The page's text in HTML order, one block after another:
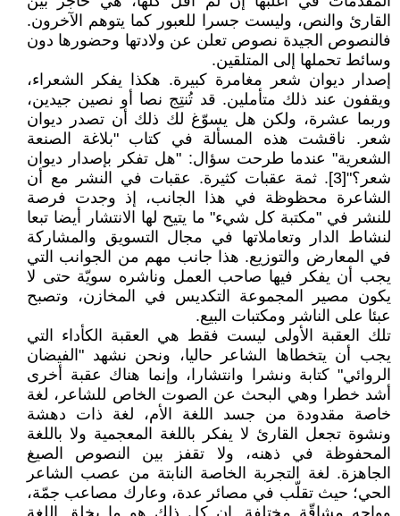
القارئ والنص، وليست جسرا للعبور كما يتوهم الآخرون.
فالنصوص الجيدة نصوص تعلن عن ولادتها وحضورها دون
وسائط تحملها إلى المتلقين.
إصدار ديوان شعر مغامرة كبيرة. هكذا يفكر الشعراء،
ويقفون عند ذلك متأملين. قد تُنتِج نصا أو نصين جيدين،
وربما عشرة، ولكن هل يسوّغ لك ذلك أن تصدر ديوان
شعر. ناقشت هذه المسألة في كتاب "بلاغة الصنعة
الشعرية" عندما طرحت سؤال: "هل تفكر بإصدار ديوان
شعر؟"[3]. ثمة عقبات كثيرة. عقبات في النشر مع أن
الشاعرة محظوظة في هذا الجانب، إذ وجدت فرصة
للنشر في "مكتبة كل شيء" ما يتيح لها الانتشار أيضا تبعا
لنشاط الدار وتعاملاتها في مجال التسويق والمشاركة
في المعارض والتوزيع. هذا جانب مهم من الجوانب التي
يجب أن يفكر فيها صاحب العمل وناشره سويّة حتى لا
يكون مصير المجموعة التكديس في المخازن، وتصبح
عبئا على الناشر ومكتبات البيع.
تلك العقبة الأولى ليست فقط هي العقبة الكأداء التي
يجب أن يتخطاها الشاعر حاليا، ونحن نشهد "الفيضان
الروائي" كتابة ونشرا وانتشارا، وإنما هناك عقبة أخرى
أشد خطرا وهي البحث عن الصوت الخاص للشاعر، لغة
خاصة مقدودة من جسد اللغة الأم، لغة ذات دهشة
ونشوة تجعل القارئ لا يفكر باللغة المعجمية ولا باللغة
المحفوظة في ذهنه، ولا تقفز بين النصوص الصيغ
الجاهزة. لغة التجربة الخاصة النابتة من عصب الشاعر
الحي؛ حيث تقلّب في مصائر عدة، وعارك مصاعب جمّة،